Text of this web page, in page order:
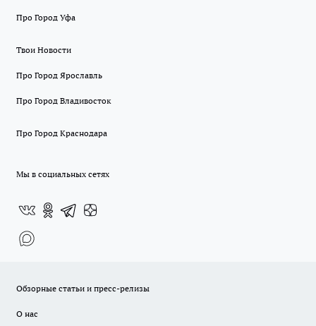
Про Город Уфа
Твои Новости
Про Город Ярославль
Про Город Владивосток
Про Город Краснодара
Мы в социальных сетях
Обзорные статьи и пресс-релизы
О нас